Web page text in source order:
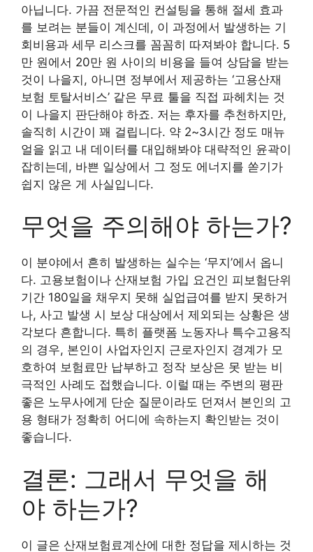
아닙니다. 가끔 전문적인 컨설팅을 통해 절세 효과
를 보려는 분들이 계신데, 이 과정에서 발생하는 기
회비용과 세무 리스크를 꼼꼼히 따져봐야 합니다. 5
만 원에서 20만 원 사이의 비용을 들여 상담을 받는
것이 나을지, 아니면 정부에서 제공하는 ‘고용산재
보험 토탈서비스’ 같은 무료 툴을 직접 파헤치는 것
이 나을지 판단해야 하죠. 저는 후자를 추천하지만,
솔직히 시간이 꽤 걸립니다. 약 2~3시간 정도 매뉴
얼을 읽고 내 데이터를 대입해봐야 대략적인 윤곽이
잡히는데, 바쁜 일상에서 그 정도 에너지를 쏟기가
쉽지 않은 게 사실입니다.
무엇을 주의해야 하는가?
이 분야에서 흔히 발생하는 실수는 ‘무지’에서 옵니
다. 고용보험이나 산재보험 가입 요건인 피보험단위
기간 180일을 채우지 못해 실업급여를 받지 못하거
나, 사고 발생 시 보상 대상에서 제외되는 상황은 생
각보다 흔합니다. 특히 플랫폼 노동자나 특수고용직
의 경우, 본인이 사업자인지 근로자인지 경계가 모
호하여 보험료만 납부하고 정작 보상은 못 받는 비
극적인 사례도 접했습니다. 이럴 때는 주변의 평판
좋은 노무사에게 단순 질문이라도 던져서 본인의 고
용 형태가 정확히 어디에 속하는지 확인받는 것이
좋습니다.
결론: 그래서 무엇을 해
야 하는가?
이 글은 산재보험료계산에 대한 정답을 제시하는 것